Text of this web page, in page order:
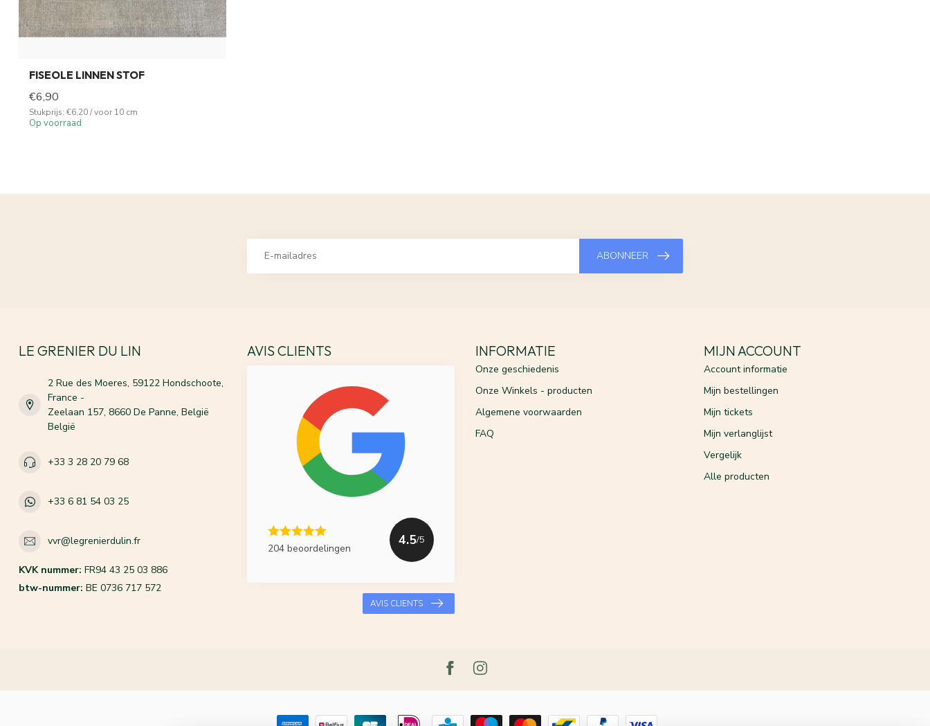
FISEOLE LINNEN STOF
€6,90
Stukprijs: €6,20 / voor 10 cm
Op voorraad
ABONNEER
LE GRENIER DU LIN
2 Rue des Moeres, 59122 Hondschoote,
France -
Zeelaan 157, 8660 De Panne, België
België
+33 3 28 20 79 68
+33 6 81 54 03 25
vvr@legrenierdulin.fr
KVK nummer: FR94 43 25 03 886
btw-nummer: BE 0736 717 572
AVIS CLIENTS
204 beoordelingen
4.5/5
AVIS CLIENTS
INFORMATIE
Onze geschiedenis
Onze Winkels - producten
Algemene voorwaarden
FAQ
MIJN ACCOUNT
Account informatie
Mijn bestellingen
Mijn tickets
Mijn verlanglijst
Vergelijk
Alle producten